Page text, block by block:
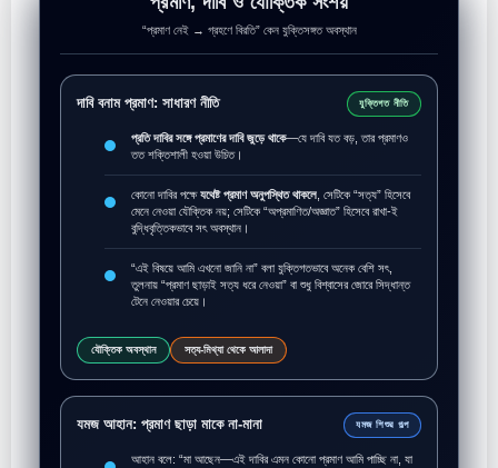
“প্রমাণ নেই → গ্রহণে বিরতি” কেন যুক্তিসঙ্গত অবস্থান
দাবি বনাম প্রমাণ: সাধারণ নীতি যুক্তিগত নীতি
প্রতি দাবির সঙ্গে প্রমাণের দাবি জুড়ে থাকে—যে দাবি যত বড়, তার প্রমাণও
তত শক্তিশালী হওয়া উচিত।
কোনো দাবির পক্ষেযথেষ্ট প্রমাণ অনুপস্থিত থাকলে , সেটিকে “সত্য” হিসেবে
মেনে নেওয়া যৌক্তিক নয়; সেটিকে “অপ্রমাণিত/অজ্ঞাত” হিসেবে রাখা-ই
বুদ্ধিবৃত্তিকভাবে সৎ অবস্থান।
“এই বিষয়ে আমি এখনো জানি না” বলা যুক্তিগতভাবে অনেক বেশি সৎ,
তুলনায় “প্রমাণ ছাড়াই সত্য ধরে নেওয়া” বা শুধু বিশ্বাসের জোরে সিদ্ধান্ত
টেনে নেওয়ার চেয়ে।
যৌক্তিক অবস্থান সত্য-মিথ্যা থেকে আলাদা
যমজ আহান: প্রমাণ ছাড়া মাকে না-মানা যমজ শিশুর গল্প
আহান বলে: “মা আছেন—এই দাবির এমন কোনো প্রমাণ আমি পাচ্ছি না, যা